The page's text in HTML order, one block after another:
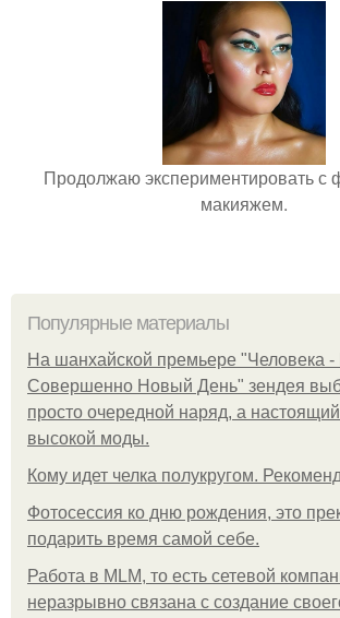
Продолжаю экспериментировать с
макияжем.
Популярные материалы
На шанхайской премьере "Человека -
Совершенно Новый День" зендея
просто очередной наряд, а
высокой моды.
Кому идет челка полукругом.
Фотосессия ко дню рождения, это
подарить время самой себе.
Работа в MLM, то есть сетевой
неразрывно связана с создание